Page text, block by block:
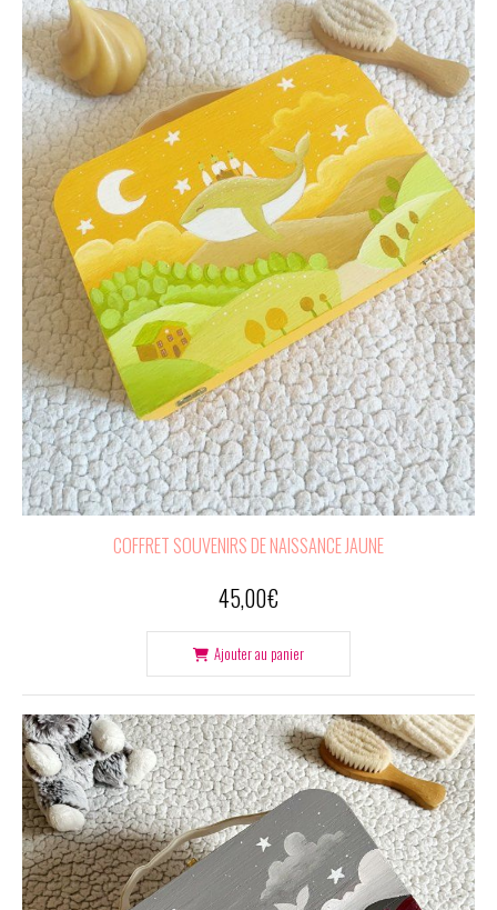
COFFRET SOUVENIRS DE NAISSANCE JAUNE
45,00€
Ajouter au panier